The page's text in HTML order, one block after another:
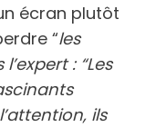
écran plutôt
“les
: “Les
ils